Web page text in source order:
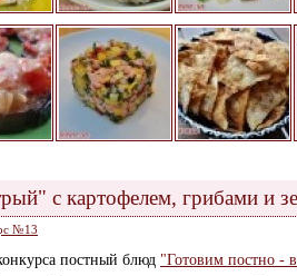
с картофелем, грибами и
№13
постный блюд "Готовим постно -